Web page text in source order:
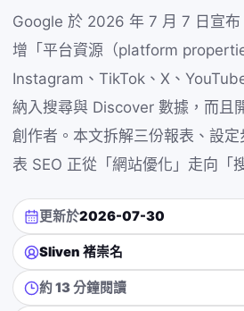
Google 於 2026 年 7 月 7 日宣
增「平台資源（platform
Instagram、TikTok、X、
納入搜尋與 Discover 數據，而且
創作者。本文拆解三份報表、設
表 SEO 正從「網站優化」走向「
更新於2026-07-30
Sliven 褚崇名
約 13 分鐘閱讀